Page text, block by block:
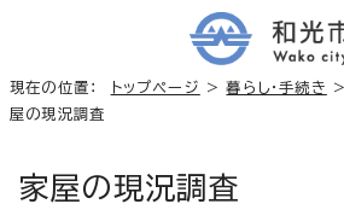
現在の位置： トップページ >暮らし・手続き
屋の現況調査
家屋の現況調査